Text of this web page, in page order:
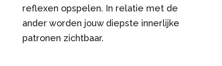
reflexen opspelen. In relatie met de
ander worden jouw diepste innerlijke
patronen zichtbaar.